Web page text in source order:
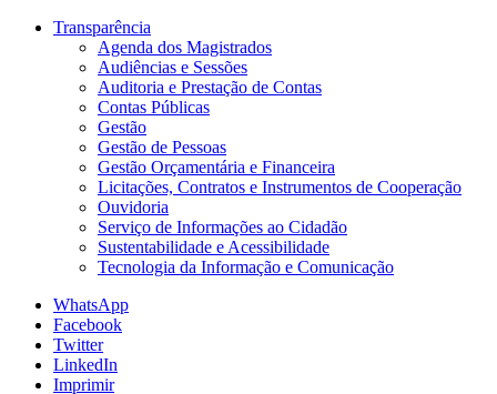
Transparência
Agenda dos Magistrados
Audiências e Sessões
Auditoria e Prestação de Contas
Contas Públicas
Gestão
Gestão de Pessoas
Gestão Orçamentária e Financeira
Licitações, Contratos e Instrumentos de Cooperação
Ouvidoria
Serviço de Informações ao Cidadão
Sustentabilidade e Acessibilidade
Tecnologia da Informação e Comunicação
WhatsApp
Facebook
Twitter
LinkedIn
Imprimir